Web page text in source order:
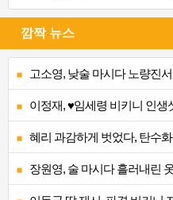
깜짝 뉴스
고소영, 낮술 마시다 노량진
이정재, ♥임세령 비키니 인
혜리 과감하게 벗었다, 탄수
장원영, 술 마시다 흘러내린